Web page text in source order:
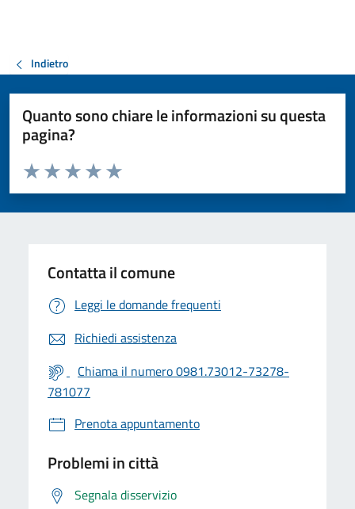
Indietro
Quanto sono chiare le informazioni su questa
pagina?
Valuta da 1 a 5 stelle la pagina
Valuta 5 stelle su 5
Valuta 4 stelle su 5
Valuta 3 stelle su 5
Valuta 2 stelle su 5
Valuta 1 stelle su 5
Contatta il comune
Leggi le domande frequenti
Richiedi assistenza
Chiama il numero 0981.73012-73278-
781077
Prenota appuntamento
Problemi in città
Segnala disservizio